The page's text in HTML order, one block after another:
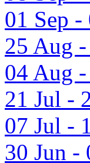
01 Sep -
25 Aug
04 Aug
21 Jul -
07 Jul -
30 Jun -